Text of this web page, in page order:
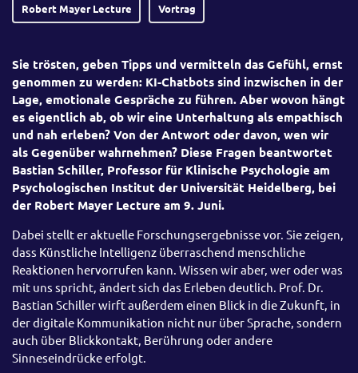
Robert Mayer Lecture Vortrag
Sie trösten, geben Tipps und vermitteln das Gefühl, ernst
genommen zu werden: KI-Chatbots sind inzwischen in der
Lage, emotionale Gespräche zu führen. Aber wovon hängt
es eigentlich ab, ob wir eine Unterhaltung als empathisch
und nah erleben? Von der Antwort oder davon, wen wir
als Gegenüber wahrnehmen? Diese Fragen beantwortet
Bastian Schiller, Professor für Klinische Psychologie am
Psychologischen Institut der Universität Heidelberg, bei
der Robert Mayer Lecture am 9. Juni.
Dabei stellt er aktuelle Forschungsergebnisse vor. Sie zeigen,
dass Künstliche Intelligenz überraschend menschliche
Reaktionen hervorrufen kann. Wissen wir aber, wer oder was
mit uns spricht, ändert sich das Erleben deutlich. Prof. Dr.
Bastian Schiller wirft außerdem einen Blick in die Zukunft, in
der digitale Kommunikation nicht nur über Sprache, sondern
auch über Blickkontakt, Berührung oder andere
Sinneseindrücke erfolgt.